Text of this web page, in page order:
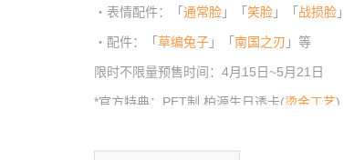
・表情配件：「通常脸」「笑脸」「战损脸」
・配件：「草编兔子」「南国之刃 」等
限时不限量预售时间：4月15日~5月21日
*官方特典：PET制 柏源生日透卡(烫金工艺)